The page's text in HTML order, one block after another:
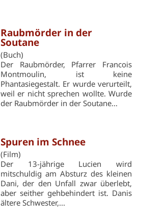
Raubmörder in der
Soutane
(Buch)
Der Raubmörder, Pfarrer Francois
Montmoulin, ist keine
Phantasiegestalt. Er wurde verurteilt,
weil er nicht sprechen wollte. Wurde
der Raubmörder in der Soutane...
Spuren im Schnee
(Film)
Der 13-jährige Lucien wird
mitschuldig am Absturz des kleinen
Dani, der den Unfall zwar überlebt,
aber seither gehbehindert ist. Danis
ältere Schwester,...